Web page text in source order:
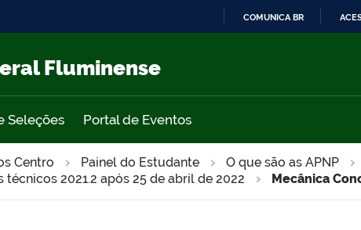
COMUNICA BR
Fluminense
Seleções Portal de Eventos
Centro Painel do Estudante
O que são as APNP
2021.2 após 25 de abril de 2022
Mecânica